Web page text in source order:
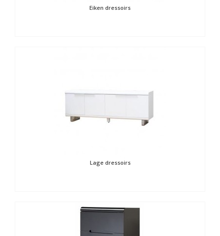
Eiken dressoirs
Lage dressoirs